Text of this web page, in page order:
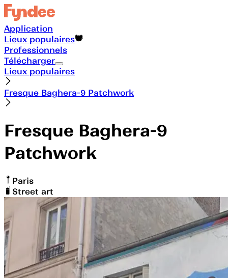
Application
Lieux populaires
Professionnels
Télécharger
Lieux populaires
Fresque Baghera-9 Patchwork
Fresque Baghera-9
Patchwork
Paris
Street art